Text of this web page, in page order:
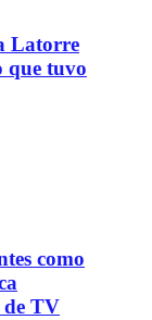
Latorre
que tuvo
como
de TV